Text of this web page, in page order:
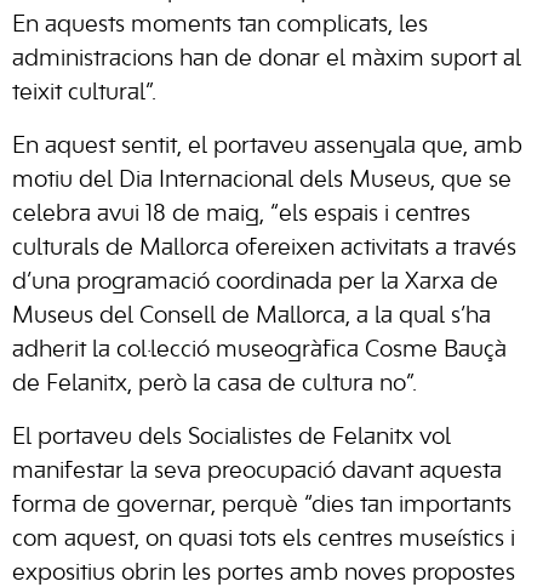
En aquests moments tan complicats, les
administracions han de donar el màxim suport al
teixit cultural”.
En aquest sentit, el portaveu assenyala que, amb
motiu del Dia Internacional dels Museus, que se
celebra avui 18 de maig, “els espais i centres
culturals de Mallorca ofereixen activitats a través
d’una programació coordinada per la Xarxa de
Museus del Consell de Mallorca, a la qual s’ha
adherit la col·lecció museogràfica Cosme Bauçà
de Felanitx, però la casa de cultura no”.
El portaveu dels Socialistes de Felanitx vol
manifestar la seva preocupació davant aquesta
forma de governar, perquè “dies tan importants
com aquest, on quasi tots els centres museístics i
expositius obrin les portes amb noves propostes